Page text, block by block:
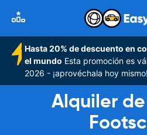
Hasta 20% de descuento en
el mundo Esta promoción es
2026 - ¡aprovéchala hoy mismo!
Alquiler